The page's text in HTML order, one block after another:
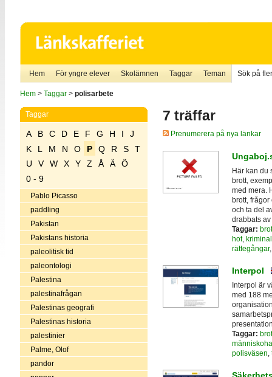
Hem För yngre elever Skolämnen Taggar Teman Sök på
Hem> Taggar> polisarbete
Taggar
A B C D E F G H I
J
K
L M N O P Q R S
T
U
V W X Y Z Å Ä
Ö
0 - 9
Pablo Picasso
paddling
Pakistan
Pakistans historia
paleolitisk tid
paleontologi
Palestina
palestinafrågan
Palestinas geografi
Palestinas historia
palestinier
Palme, Olof
pandor
7 träffar
Prenumerera på nya länkar
Här kan du
brott,
med mera.
brott, frågor
och ta del
drabbats av
Taggar:
hot,
rättegångar
Interpol
Interpol är
med 188
Taggar:
polisväsen,